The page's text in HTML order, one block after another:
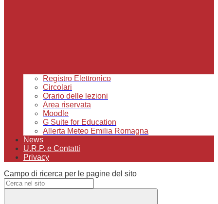
Registro Elettronico
Circolari
Orario delle lezioni
Area riservata
Moodle
G Suite for Education
Allerta Meteo Emilia Romagna
News
U.R.P. e Contatti
Privacy
Campo di ricerca per le pagine del sito